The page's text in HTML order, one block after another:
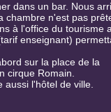
dans un bar. Nous
chambre n'est pas
à l'office du tourisme
enseignant)
sur la place de la
cirque Romain.
l'hôtel de ville.